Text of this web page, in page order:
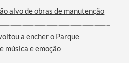
alvo de obras de manutenção
a encher o Parque
música e emoção